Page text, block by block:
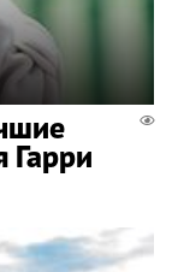
Гарри